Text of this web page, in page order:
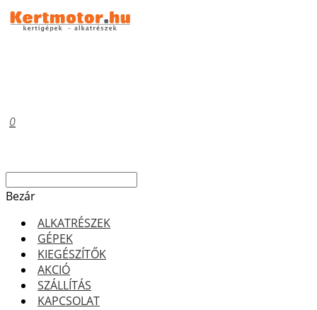
0
Bezár
ALKATRÉSZEK
GÉPEK
KIEGÉSZÍTŐK
AKCIÓ
SZÁLLÍTÁS
KAPCSOLAT